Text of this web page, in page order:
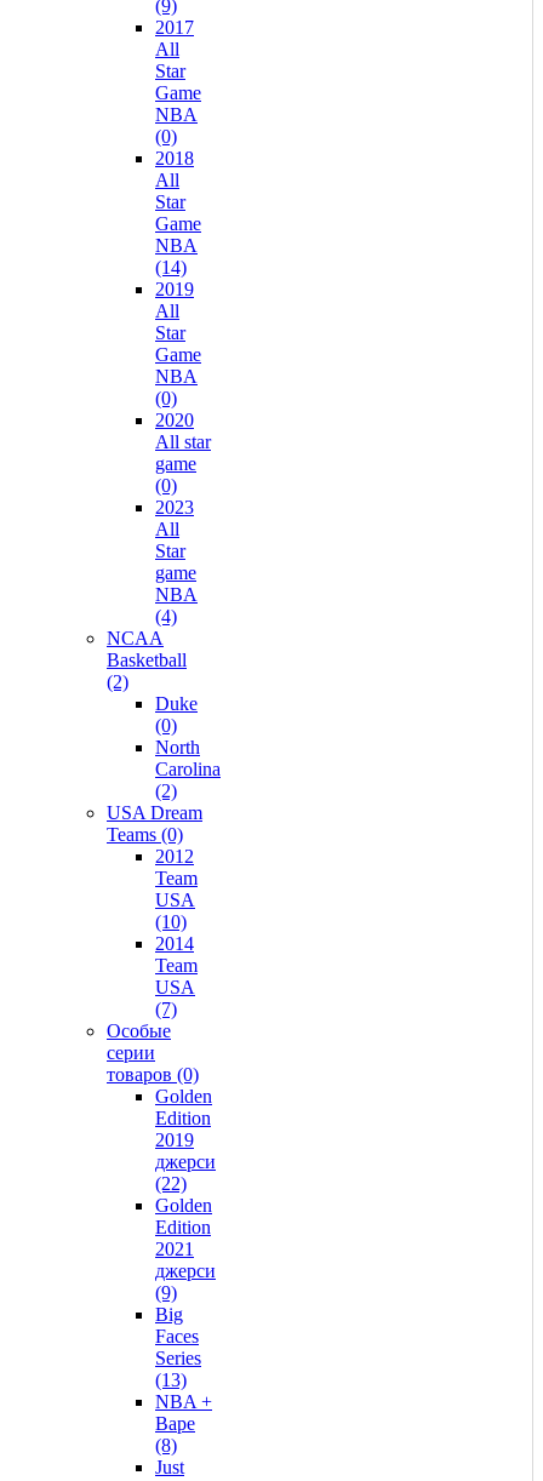
(9)
2017
All
Star
Game
NBA
(0)
2018
All
Star
Game
NBA
(14)
2019
All
Star
Game
NBA
(0)
2020
All star
game
(0)
2023
All
Star
game
NBA
(4)
NCAA
Basketball
(2)
Duke
(0)
North
Carolina
(2)
USA Dream
Teams (0)
2012
Team
USA
(10)
2014
Team
USA
(7)
Особые
серии
товаров (0)
Golden
Edition
2019
джерси
(22)
Golden
Edition
2021
джерси
(9)
Big
Faces
Series
(13)
NBA +
Bape
(8)
Just